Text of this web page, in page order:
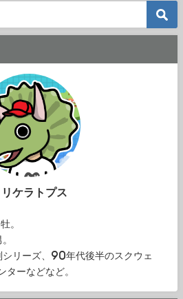
リケラトプス
。
リーズ、90年代後半のスクウェ
ターなどなど。